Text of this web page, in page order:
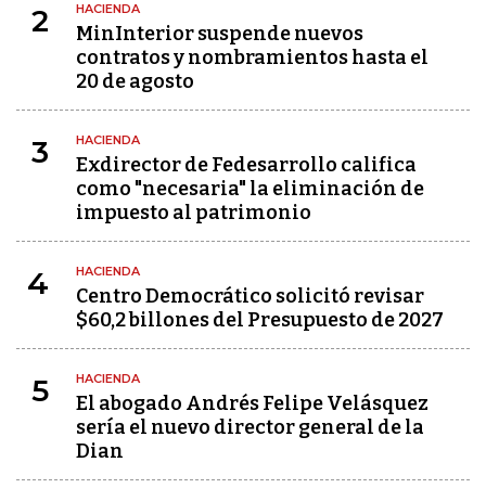
2 HACIENDA
MinInterior suspende nuevos
contratos y nombramientos hasta el
20 de agosto
3 HACIENDA
Exdirector de Fedesarrollo califica
como "necesaria" la eliminación de
impuesto al patrimonio
4 HACIENDA
Centro Democrático solicitó revisar
$60,2 billones del Presupuesto de 2027
5 HACIENDA
El abogado Andrés Felipe Velásquez
sería el nuevo director general de la
Dian